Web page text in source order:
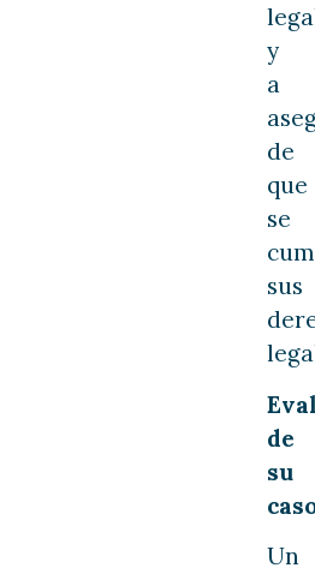
y
a
de
que
se
sus
de
su
Un